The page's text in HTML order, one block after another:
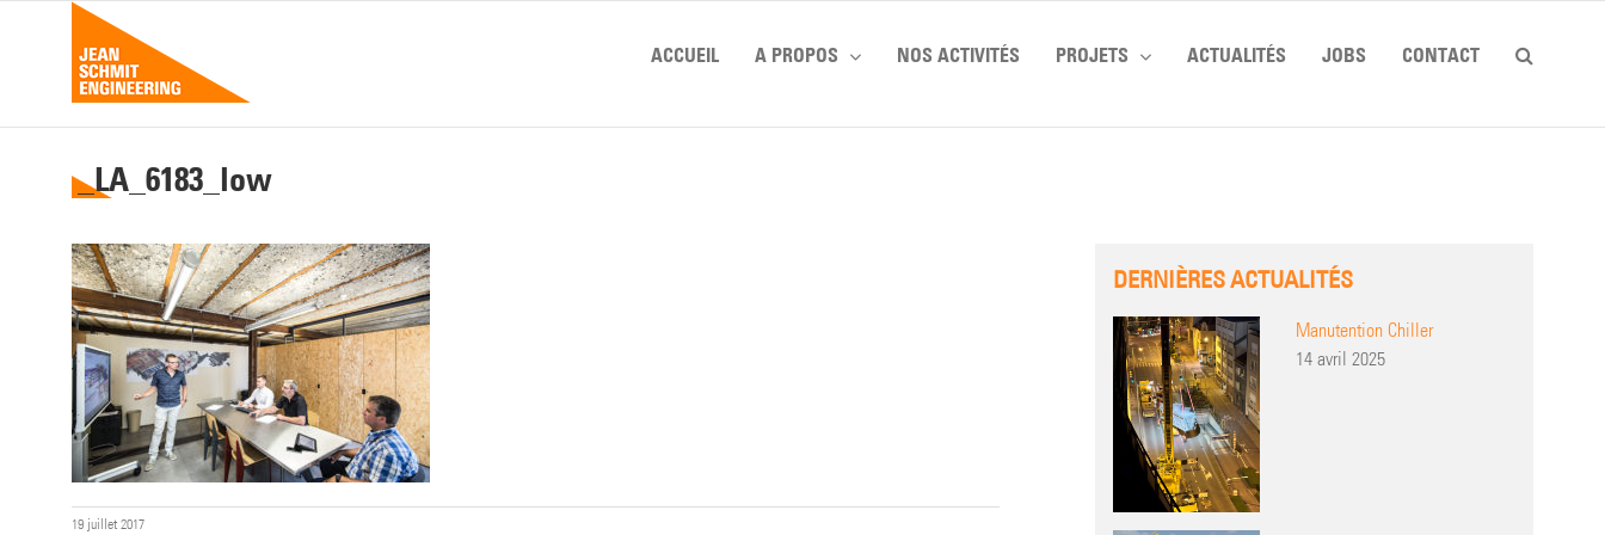
ACCUEIL A PROPOS NOS ACTIVITÉS PROJETS ACTUALITÉS JOBS CONTACT
_LA_6183_low
19 juillet 2017
DERNIÈRES ACTUALITÉS
Manutention Chiller
14 avril 2025